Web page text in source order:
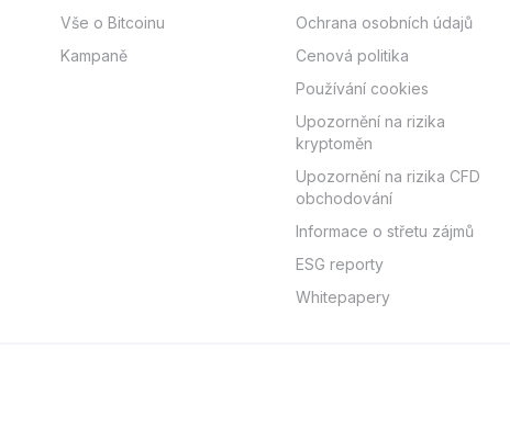
Vše o Bitcoinu
Kampaně
Ochrana osobních údajů
Cenová politika
Používání cookies
Upozornění na rizika
kryptoměn
Upozornění na rizika CFD
obchodování
Informace o střetu zájmů
ESG reporty
Whitepapery